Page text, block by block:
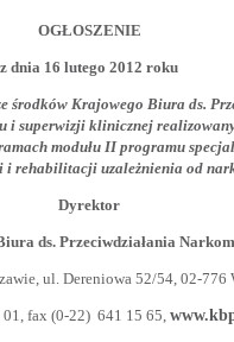
OGŁOSZENIE
z dnia 16 lutego 2012 roku
środków Krajowego Biura ds.
i superwizji klinicznej
modułu II programu
i rehabilitacji uzależnienia od
Dyrektor
ds. Przeciwdziałania
ul. Dereniowa 52/54, 02-776
01, fax (0-22) 641 15 65,